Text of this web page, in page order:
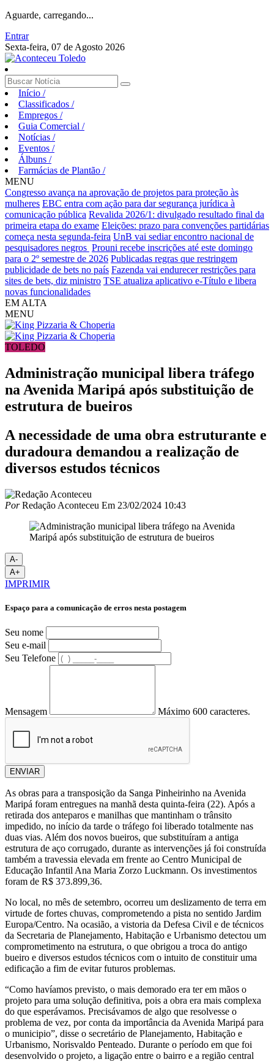
Aguarde, carregando...
Entrar
Sexta-feira, 07 de Agosto 2026
Início /
Classificados /
Empregos /
Guia Comercial /
Notícias /
Eventos /
Álbuns /
Farmácias de Plantão /
MENU
Congresso avança na aprovação de projetos para proteção às
mulheres EBC entra com ação para dar segurança jurídica à
comunicação pública Revalida 2026/1: divulgado resultado final da
primeira etapa do exame Eleições: prazo para convenções partidárias
começa nesta segunda-feira UnB vai sediar encontro nacional de
pesquisadores negros Prouni recebe inscrições até este domingo
para o 2º semestre de 2026 Publicadas regras que restringem
publicidade de bets no país Fazenda vai endurecer restrições para
sites de bets, diz ministro TSE atualiza aplicativo e-Título e libera
novas funcionalidades
EM ALTA
MENU
TOLEDO
Administração municipal libera tráfego
na Avenida Maripá após substituição de
estrutura de bueiros
A necessidade de uma obra estruturante e
duradoura demandou a realização de
diversos estudos técnicos
PorRedação Aconteceu Em 23/02/2024 10:43
A-
A+
IMPRIMIR
Espaço para a comunicação de erros nesta postagem
Seu nome
Seu e-mail
Seu Telefone
Mensagem Máximo 600 caracteres.
ENVIAR
As obras para a transposição da Sanga Pinheirinho na Avenida
Maripá foram entregues na manhã desta quinta-feira (22). Após a
retirada dos anteparos e manilhas que mantinham o trânsito
impedido, no início da tarde o tráfego foi liberado totalmente nas
duas vias. Além dos novos bueiros, que substituíram a antiga
estrutura de aço corrugado, durante as intervenções já foi construída
também a travessia elevada em frente ao Centro Municipal de
Educação Infantil Ana Maria Zorzo Luckmann. Os investimentos
foram de R$ 373.899,36.
No local, no mês de setembro, ocorreu um deslizamento de terra em
virtude de fortes chuvas, comprometendo a pista no sentido Jardim
Europa/Centro. Na ocasião, a vistoria da Defesa Civil e de técnicos
da Secretaria de Planejamento, Habitação e Urbanismo detectou um
comprometimento na estrutura, o que obrigou a troca do antigo
bueiro e diversos estudos técnicos com o intuito de constituir uma
edificação a fim de evitar futuros problemas.
“Como havíamos previsto, o mais demorado era ter em mãos o
projeto para uma solução definitiva, pois a obra era mais complexa
do que esperávamos. Precisávamos de algo que resolvesse o
problema de vez, por conta da importância da Avenida Maripá para
o municipio”, disse o secretário de Planejamento, Habitação e
Urbanismo, Norisvaldo Penteado. Durante o período em que foi
desenvolvido o projeto, a ligação entre o bairro e a região central